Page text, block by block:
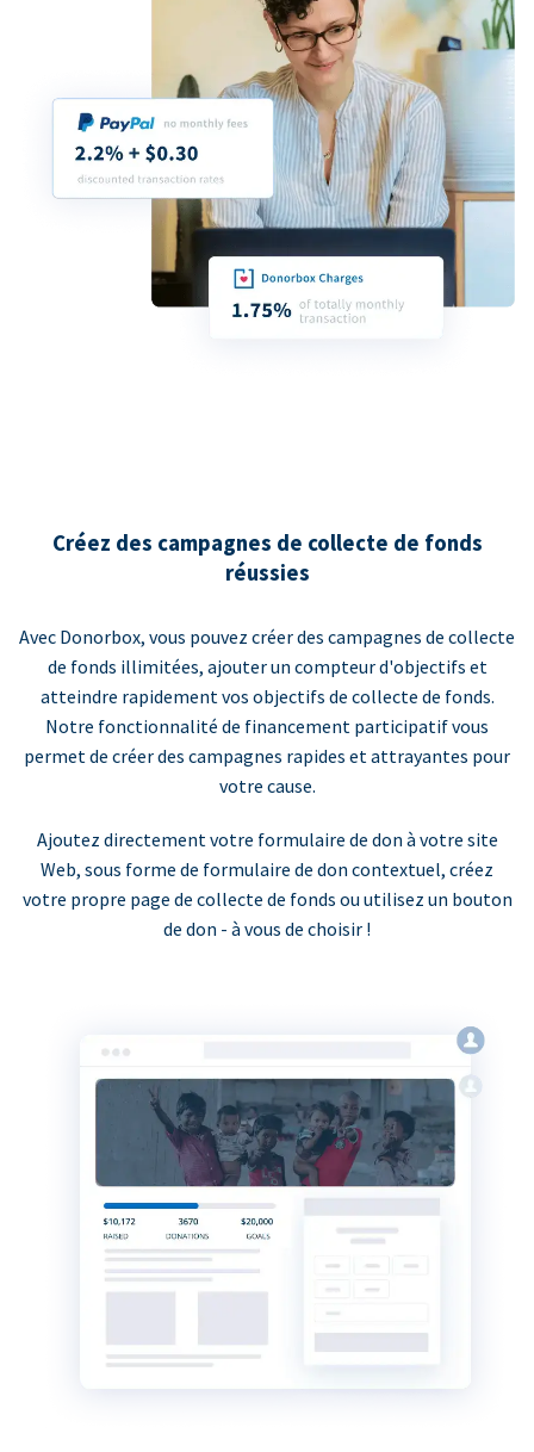
Créez des campagnes de collecte de fonds
réussies
Avec Donorbox, vous pouvez créer des campagnes de collecte
de fonds illimitées, ajouter un compteur d'objectifs et
atteindre rapidement vos objectifs de collecte de fonds.
Notre fonctionnalité de financement participatif vous
permet de créer des campagnes rapides et attrayantes pour
votre cause.
Ajoutez directement votre formulaire de don à votre site
Web, sous forme de formulaire de don contextuel, créez
votre propre page de collecte de fonds ou utilisez un bouton
de don - à vous de choisir !